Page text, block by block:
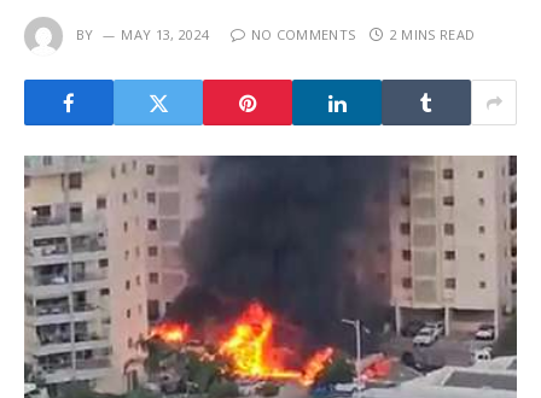
BY MAY 13, 2024 NO COMMENTS 2 MINS READ